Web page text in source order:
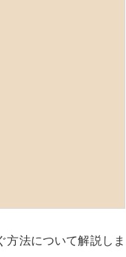
方法について解説しま